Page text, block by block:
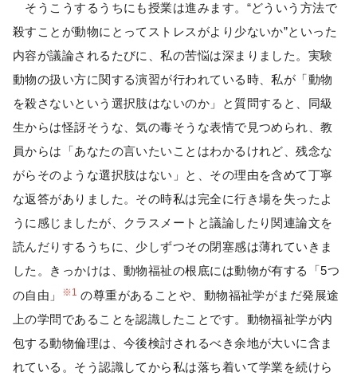
そうこうするうちにも授業は進みます。“どういう方法で
殺すことが動物にとってストレスがより少ないか”といった
内容が議論されるたびに、私の苦悩は深まりました。実験
動物の扱い方に関する演習が行われている時、私が「動物
を殺さないという選択肢はないのか」と質問すると、同級
生からは怪訝そうな、気の毒そうな表情で見つめられ、教
員からは「あなたの言いたいことはわかるけれど、残念な
がらそのような選択肢はない」と、その理由を含めて丁寧
な返答がありました。その時私は完全に行き場を失ったよ
うに感じましたが、クラスメートと議論したり関連論文を
読んだりするうちに、少しずつその閉塞感は薄れていきま
した。きっかけは、動物福祉の根底には動物が有する「5つ
の自由」
※1 の尊重があることや、動物福祉学がまだ発展途
上の学問であることを認識したことです。動物福祉学が内
包する動物倫理は、今後検討されるべき余地が大いに含ま
れている。そう認識してから私は落ち着いて学業を続けら